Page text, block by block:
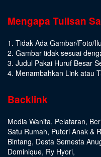
Mengapa Tulisan
1. Tidak Ada Gambar/Foto/
2. Gambar tidak sesuai
3. Judul Pakai Huruf Besar
4. Menambahkan Link atau
Backlink
Media Wanita, Pelataran,
Satu Rumah, Puteri Anak &
Bintang, Desta Semesta
Dominique, Ry Hyori,